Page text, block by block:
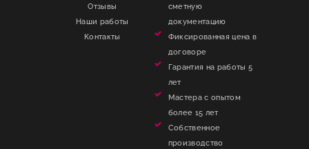
Отзывы
Наши работы
Контакты
сметную
документацию
Фиксированная цена в
договоре
Гарантия на работы 5
лет
Мастера с опытом
более 15 лет
Собственное
производство